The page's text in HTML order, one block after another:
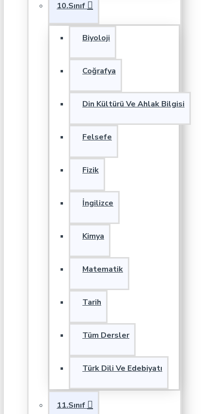
10.Sınıf
Biyoloji
Coğrafya
Din Kültürü Ve Ahlak Bilgisi
Felsefe
Fizik
İngilizce
Kimya
Matematik
Tarih
Tüm Dersler
Türk Dili Ve Edebiyatı
11.Sınıf